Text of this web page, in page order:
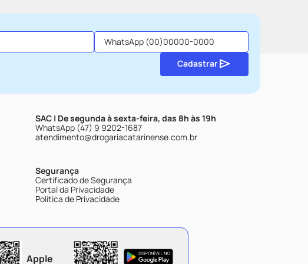
Cadastrar
SAC | De segunda à sexta-feira, das 8h às 19h
WhatsApp (47) 9 9202-1687
atendimento@drogariacatarinense.com.br
Segurança
Certificado de Segurança
Portal da Privacidade
Política de Privacidade
Apple